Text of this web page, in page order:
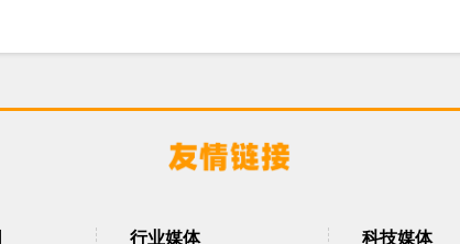
行业媒体 科技媒体